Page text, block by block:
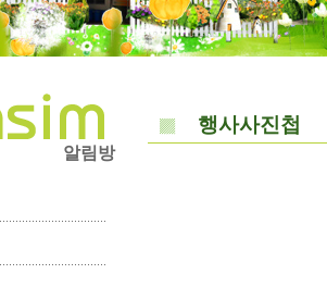
알림방
행사사진첩